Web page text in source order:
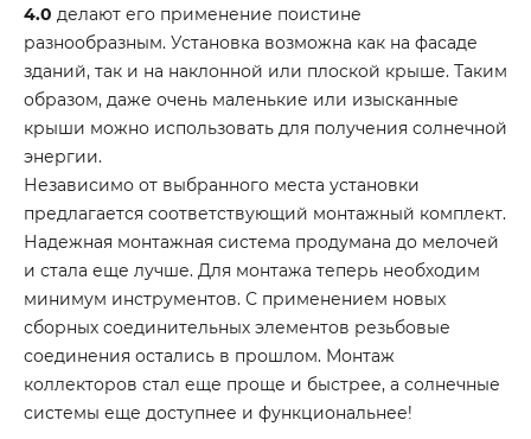
4.0 делают его применение поистине
разнообразным. Установка возможна как на фасаде
зданий, так и на наклонной или плоской крыше. Таким
образом, даже очень маленькие или изысканные
крыши можно использовать для получения солнечной
энергии.
Независимо от выбранного места установки
предлагается соответствующий монтажный комплект.
Надежная монтажная система продумана до мелочей
и стала еще лучше. Для монтажа теперь необходим
минимум инструментов. С применением новых
сборных соединительных элементов резьбовые
соединения остались в прошлом. Монтаж
коллекторов стал еще проще и быстрее, а солнечные
системы еще доступнее и функциональнее!